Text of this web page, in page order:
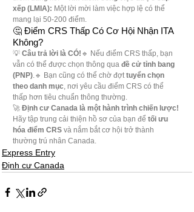
xếp (LMIA): Một lời mời làm việc hợp lệ có thể
mang lại 50-200 điểm.
🤔 Điểm CRS Thấp Có Cơ Hội Nhận ITA
Không?
💡 Câu trả lời là CÓ! 🔹 Nếu điểm CRS thấp, bạn
vẫn có thể được chọn thông qua đề cử tỉnh bang
(PNP) .🔹 Bạn cũng có thể chờ đợt tuyển chọn
theo danh mục , nơi yêu cầu điểm CRS có thể
thấp hơn tiêu chuẩn thông thường.
🚀 Định cư Canada là một hành trình chiến lược!
Hãy tập trung cải thiện hồ sơ của bạn để tối ưu
hóa điểm CRS và nắm bắt cơ hội trở thành
thường trú nhân Canada.
Express Entry
Định cư Canada